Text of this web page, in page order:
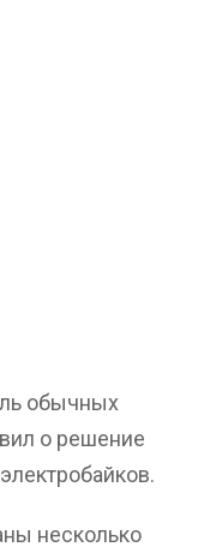
обычных
о решение
несколько